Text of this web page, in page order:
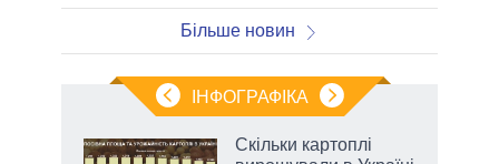
Більше новин
ІНФОГРАФІКА
Скільки картоплі